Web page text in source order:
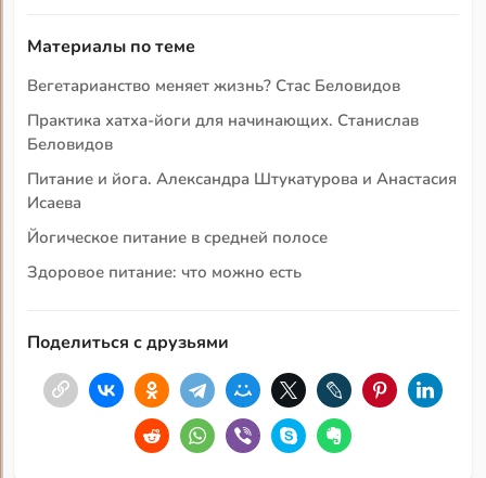
Материалы по теме
Вегетарианство меняет жизнь? Стас Беловидов
Практика хатха-йоги для начинающих. Станислав
Беловидов
Питание и йога. Александра Штукатурова и Анастасия
Исаева
Йогическое питание в средней полосе
Здоровое питание: что можно есть
Поделиться с друзьями